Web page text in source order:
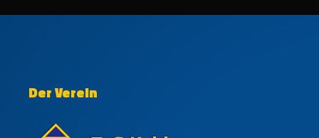
Der Verein